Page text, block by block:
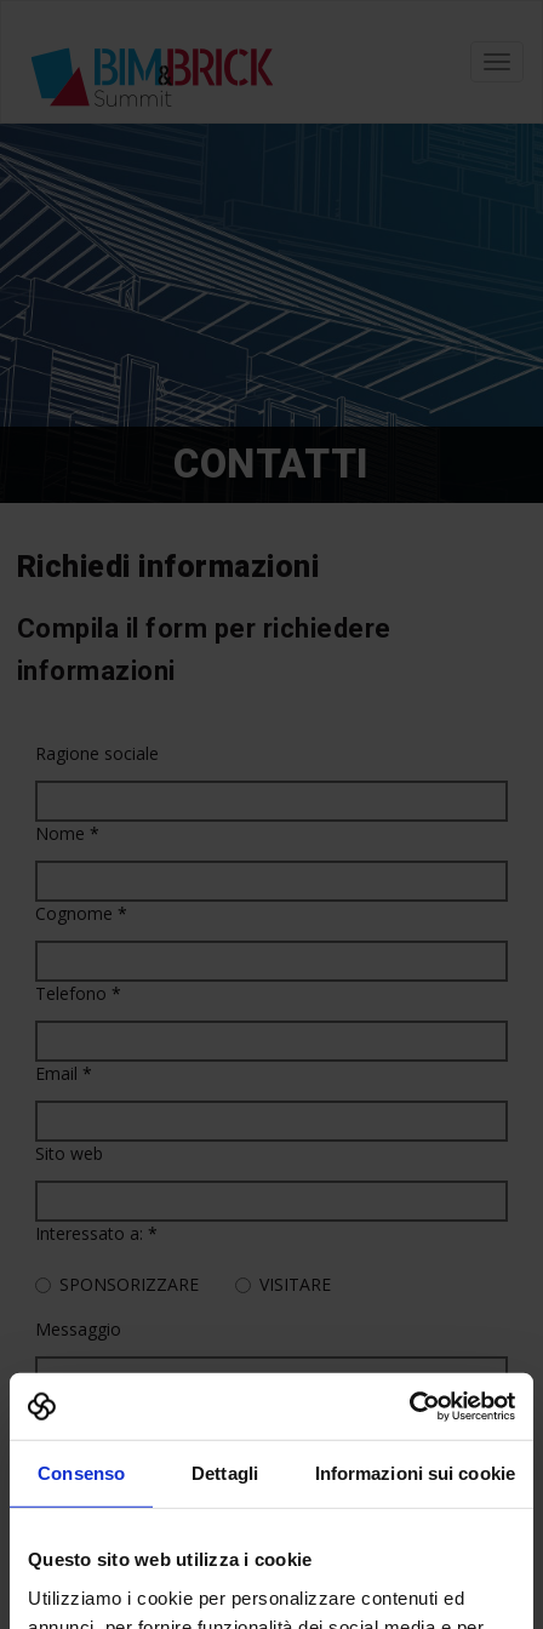
Consenso Dettagli Informazioni sui cookie
Questo sito web utilizza i cookie
Utilizziamo i cookie per personalizzare contenuti ed
CONTATTI
Richiedi informazioni
Compila il form per richiedere
informazioni
Ragione sociale
Nome *
Cognome *
Telefono *
Email *
Sito web
Interessato a: *
SPONSORIZZARE
VISITARE
Messaggio
Informativa sulla privacy *